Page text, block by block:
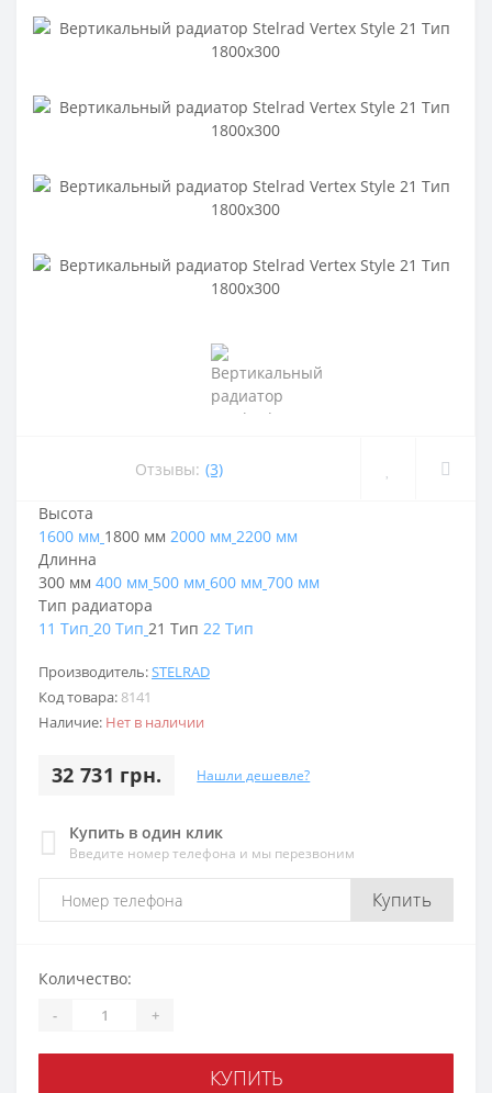
Отзывы: (3)
Производитель:STELRAD
Код товара: 8141
Наличие: Нет в наличии
32 731 грн. Нашли дешевле?
Купить в один клик
Введите номер телефона и мы перезвоним
Купить
Высота
1600 мм 1800 мм 2000 мм 2200 мм
Длинна
300 мм 400 мм 500 мм 600 мм 700 мм
Тип радиатора
11 Тип 20 Тип 21 Тип 22 Тип
Количество:
- +
КУПИТЬ